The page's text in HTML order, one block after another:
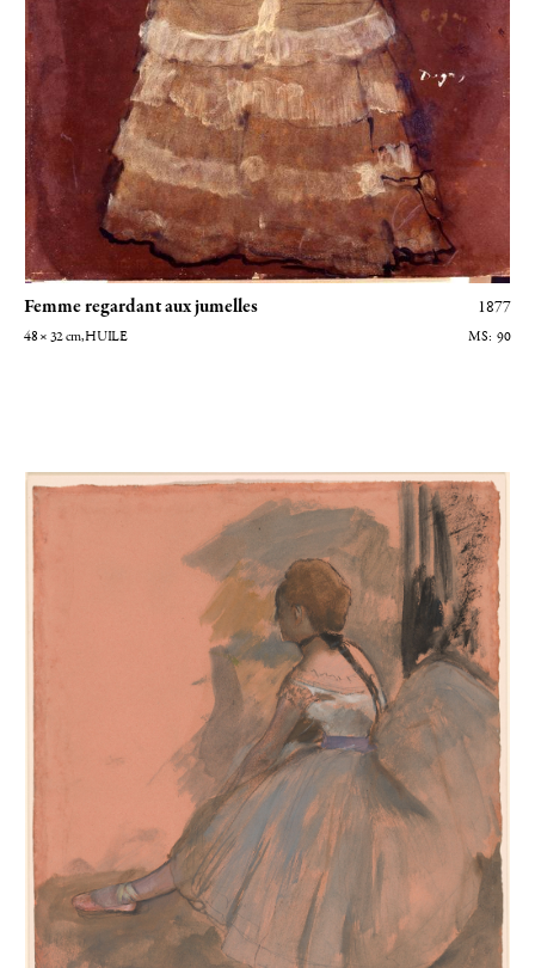
Femme regardant aux jumelles 1877
48 × 32cm , HUILE 90
Danseuse assise - Etude pour Le foyer de la danse à l’Opéra